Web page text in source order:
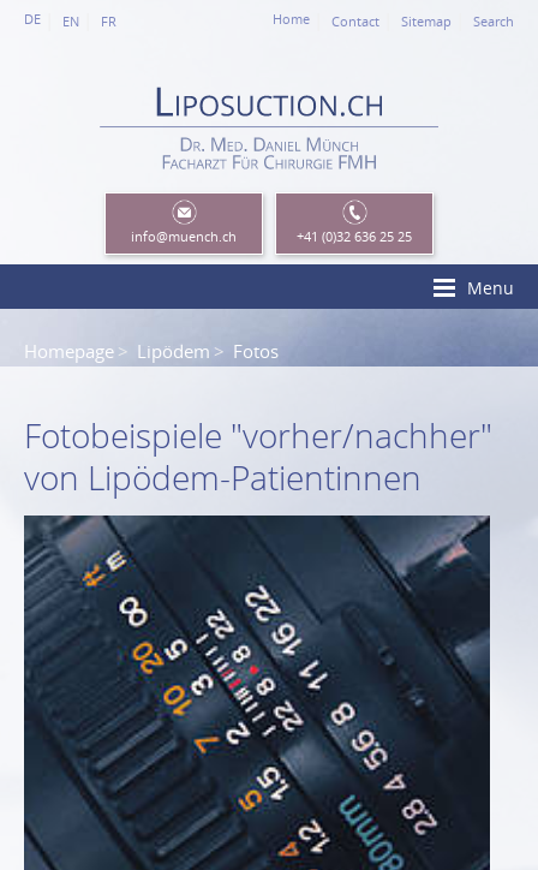
DE EN FR Home Contact Sitemap Search
Menu
Homepage Lipödem Fotos
Fotobeispiele "vorher/nachher"
von Lipödem-Patientinnen
info@muench.ch +41 (0)32 636 25 25